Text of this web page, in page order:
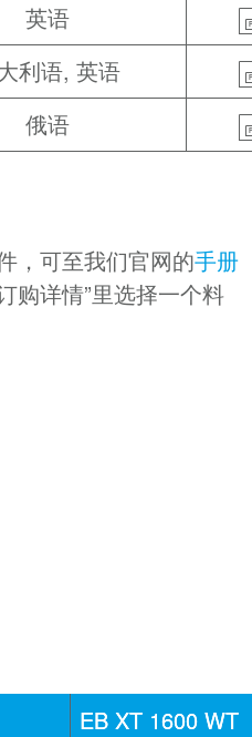
英语
利语 英语
俄语
，可至我们官网的手册
购详情”里选择一个料
EB XT 1600 WT